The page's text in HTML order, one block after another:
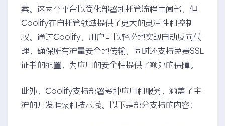
案。这两个平台以简化部署和托管流程而闻名，但
Coolify在自托管领域提供了更大的灵活性和控制
权。通过Coolify，用户可以轻松地实现自动反向代
理，确保所有流量安全地传输，同时还支持免费SSL
证书的配置，为应用的安全性提供了额外的保障。
此外，Coolify支持部署多种应用和服务，涵盖了主
流的开发框架和技术栈。以下是部分支持的内容：